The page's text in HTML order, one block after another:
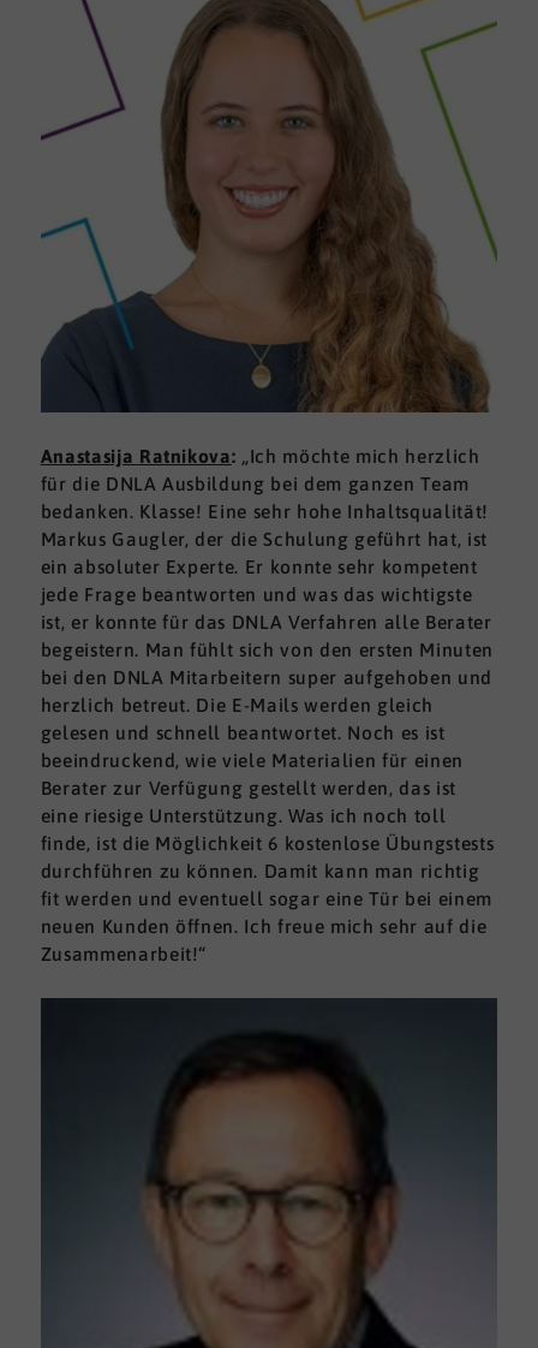
Anastasija Ratnikova: „Ich möchte mich herzlich
für die DNLA Ausbildung bei dem ganzen Team
bedanken. Klasse! Eine sehr hohe Inhaltsqualität!
Markus Gaugler, der die Schulung geführt hat, ist
ein absoluter Experte. Er konnte sehr kompetent
jede Frage beantworten und was das wichtigste
ist, er konnte für das DNLA Verfahren alle Berater
begeistern. Man fühlt sich von den ersten Minuten
bei den DNLA Mitarbeitern super aufgehoben und
herzlich betreut. Die E-Mails werden gleich
gelesen und schnell beantwortet. Noch es ist
beeindruckend, wie viele Materialien für einen
Berater zur Verfügung gestellt werden, das ist
eine riesige Unterstützung. Was ich noch toll
finde, ist die Möglichkeit 6 kostenlose Übungstests
durchführen zu können. Damit kann man richtig
fit werden und eventuell sogar eine Tür bei einem
neuen Kunden öffnen. Ich freue mich sehr auf die
Zusammenarbeit!“